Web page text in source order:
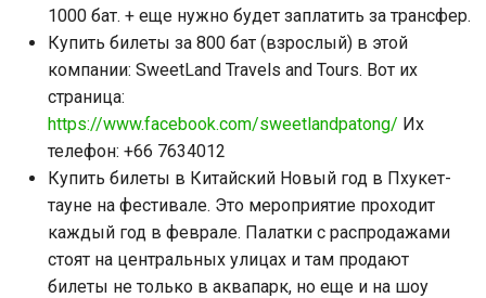
1000 бат. + еще нужно будет заплатить за трансфер.
Купить билеты за 800 бат (взрослый) в этой
компании: SweetLand Travels and Tours. Вот их
страница:
https://www.facebook.com/sweetlandpatong/ Их
телефон: +66 7634012
Купить билеты в Китайский Новый год в Пхукет-
тауне на фестивале. Это мероприятие проходит
каждый год в феврале. Палатки с распродажами
стоят на центральных улицах и там продают
билеты не только в аквапарк, но еще и на шоу